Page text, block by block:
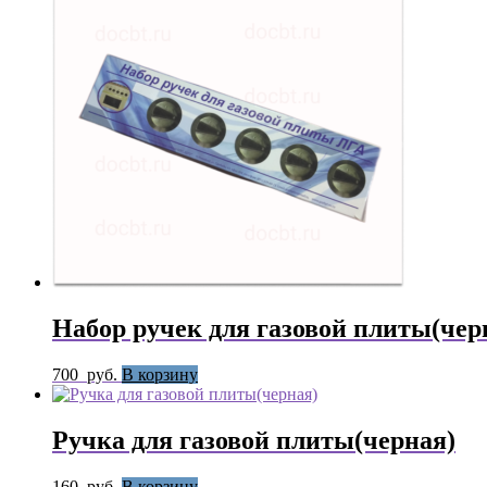
Набор ручек для газовой
700 руб. В корзину
Ручка для газовой плиты(черная)